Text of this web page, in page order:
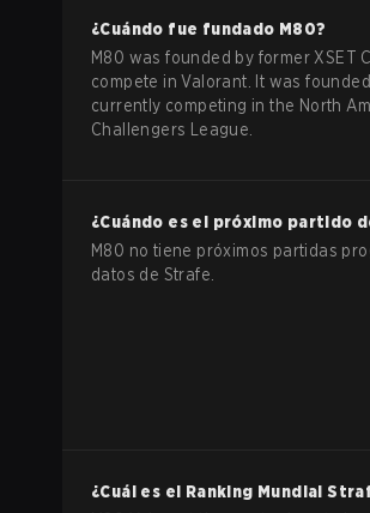
¿Cuándo fue fundado M80?
M80 was founded by former XSET
compete in Valorant. It was
currently competing in the North
Challengers League.
¿Cuándo es el próximo partido
M80 no tiene próximos partidas
datos de Strafe.
¿Cuál es el Ranking Mundial